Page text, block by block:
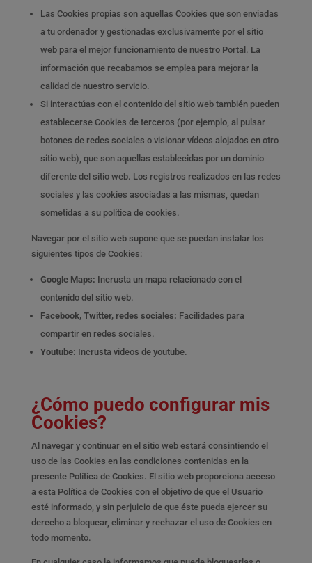
Las Cookies propias son aquellas Cookies que son enviadas
a tu ordenador y gestionadas exclusivamente por el sitio
web para el mejor funcionamiento de nuestro Portal. La
información que recabamos se emplea para mejorar la
calidad de nuestro servicio.
Si interactúas con el contenido del sitio web también pueden
establecerse Cookies de terceros (por ejemplo, al pulsar
botones de redes sociales o visionar vídeos alojados en otro
sitio web), que son aquellas establecidas por un dominio
diferente del sitio web. Los registros realizados en las redes
sociales y las cookies asociadas a las mismas, quedan
sometidas a su política de cookies.
Navegar por el sitio web supone que se puedan instalar los
siguientes tipos de Cookies:
Google Maps: Incrusta un mapa relacionado con el
contenido del sitio web.
Facebook, Twitter, redes sociales: Facilidades para
compartir en redes sociales.
Youtube: Incrusta videos de youtube.
¿Cómo puedo configurar mis
Cookies?
Al navegar y continuar en el sitio web estará consintiendo el
uso de las Cookies en las condiciones contenidas en la
presente Política de Cookies. El sitio web proporciona acceso
a esta Política de Cookies con el objetivo de que el Usuario
esté informado, y sin perjuicio de que éste pueda ejercer su
derecho a bloquear, eliminar y rechazar el uso de Cookies en
todo momento.